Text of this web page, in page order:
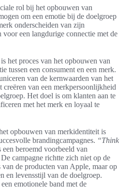
rol bij het opbouwen van
om een emotie bij de doelgroep
onderscheiden van zijn
voor een langdurige connectie met de
is het proces van het opbouwen van
tussen een consument en een merk.
van de kernwaarden van het
creëren van een merkpersoonlijkheid
Het doel is om klanten aan te
met het merk en loyaal te
opbouwen van merkidentiteit is
brandingcampagnes. “Think
beroemd voorbeeld van
De campagne richtte zich niet op de
van de producten van Apple, maar op
en levensstijl van de doelgroep.
emotionele band met de